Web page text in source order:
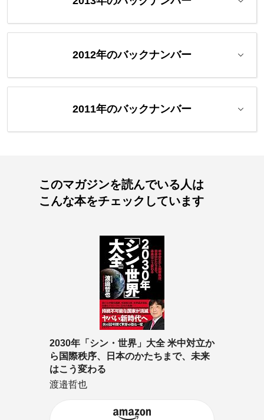
2012年のバックナンバー
2011年のバックナンバー
このマガジンを読んでいる人は
こんな本をチェックしています
2030年「シン・世界」大全 米中対立か
ら国際秩序、日本のかたちまで、未来
はこう変わる
渡邉哲也